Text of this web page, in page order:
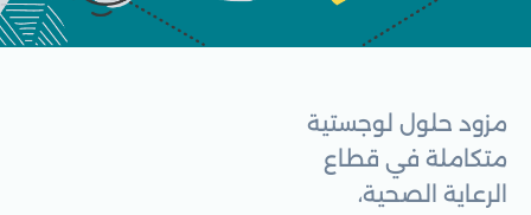
مزود حلول لوجستية
متكاملة في قطاع
الرعاية الصحية،